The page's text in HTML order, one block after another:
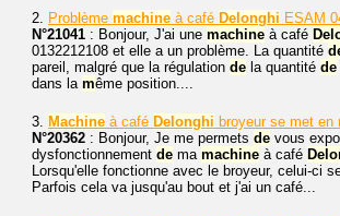
2. Problème machine à café Delonghi ESAM
N°21041 : Bonjour, J'ai une machine à café
0132212108 et elle a un problème. La quantité
pareil, malgré que la régulation de la quantité de
dans la même position....
3. Machine à café Delonghi broyeur se met en
N°20362 : Bonjour, Je me permets de vous
dysfonctionnement de ma machine à café
Lorsqu'elle fonctionne avec le broyeur, celui-ci
Parfois cela va jusqu'au bout et j'ai un café...